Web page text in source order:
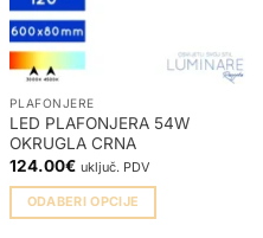
PLAFONJERE
LED PLAFONJERA 54W
OKRUGLA CRNA
124.00€ uključ. PDV
ODABERI OPCIJE